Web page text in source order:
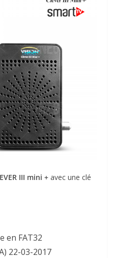
III mini + avec une clé
en FAT32
22-03-2017